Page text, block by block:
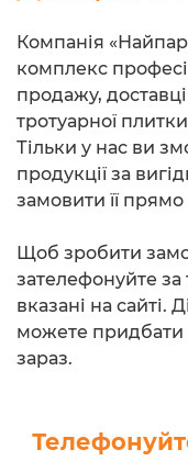
Компанія
комплекс
продажу,
тротуарної
Тільки у нас ви
продукції за
замовити її прямо
Щоб зробити
зателефонуйте
вказані на сайті.
можете придбати
зараз.